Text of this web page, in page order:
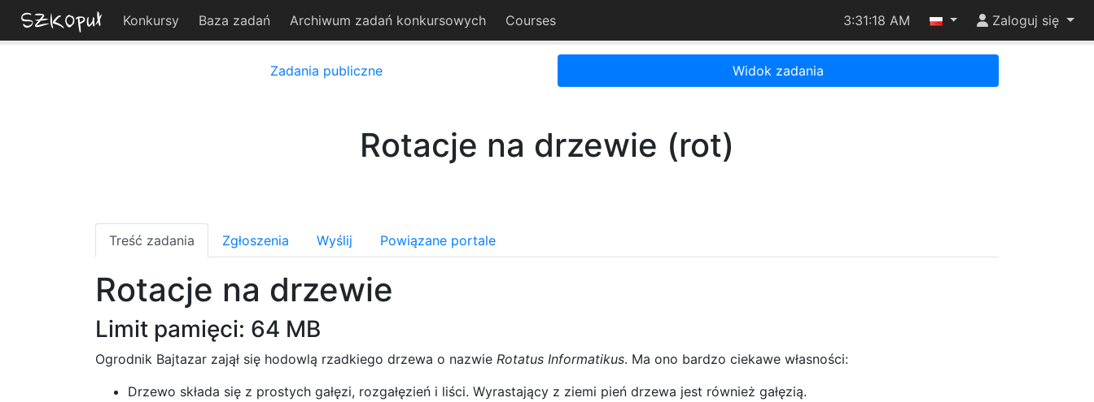
Konkursy Baza zadań Archiwum zadań konkursowych Courses 3:31:18 AM Zaloguj się
Zadania publiczne Widok zadania
Rotacje na drzewie (rot)
Treść zadania Zgłoszenia Wyślij Powiązane portale
Rotacje na drzewie
Limit pamięci: 64 MB
Ogrodnik Bajtazar zajął się hodowlą rzadkiego drzewa o nazwie Rotatus Informatikus. Ma ono bardzo ciekawe własności:
Drzewo składa się z prostych gałęzi, rozgałęzień i liści. Wyrastający z ziemi pień drzewa jest również gałęzią.